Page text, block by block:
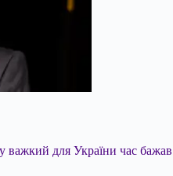
для України час